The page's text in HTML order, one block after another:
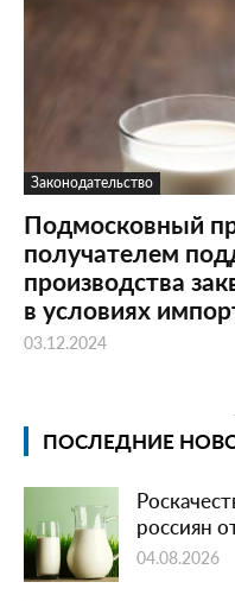
Законодательство
Подмосковный
получателем
производства
в условиях
03.12.2024
ПОСЛЕДНИЕ
россиян
04.08.2026